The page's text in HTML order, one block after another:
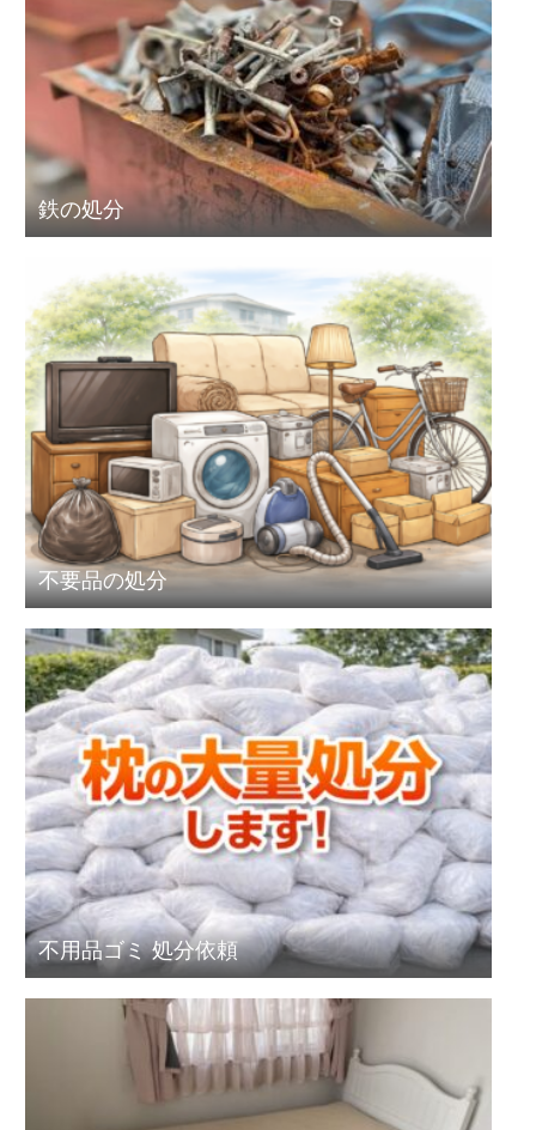
鉄の処分
不要品の処分
不用品ゴミ 処分依頼